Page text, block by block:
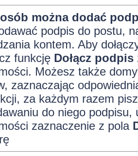
można dodać
podpis do postu,
kontem. Aby
funkcję Dołącz podpis
Możesz także
zaznaczając
za każdym razem
do niego
zaznaczenie z pola